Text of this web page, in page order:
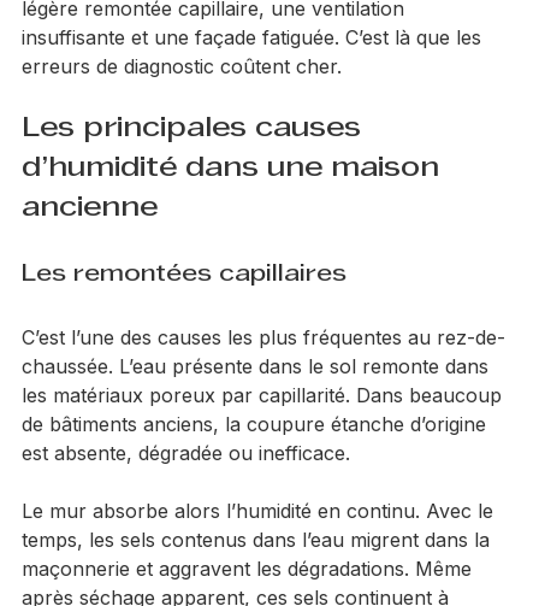
ancienne, plusieurs causes peuvent se cumuler : une
légère remontée capillaire, une ventilation
insuffisante et une façade fatiguée. C’est là que les
Les principales causes
d’humidité dans une maison
C’est l’une des causes les plus fréquentes au rez-de-
chaussée. L’eau présente dans le sol remonte dans
les matériaux poreux par capillarité. Dans beaucoup
de bâtiments anciens, la coupure étanche d’origine
Le mur absorbe alors l’humidité en continu. Avec le
temps, les sels contenus dans l’eau migrent dans la